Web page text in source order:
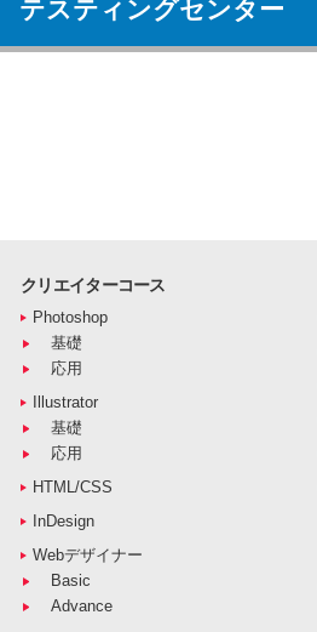
テスティングセンター
クリエイターコース
Photoshop
基礎
応用
Illustrator
基礎
応用
HTML/CSS
InDesign
Webデザイナー
Basic
Advance